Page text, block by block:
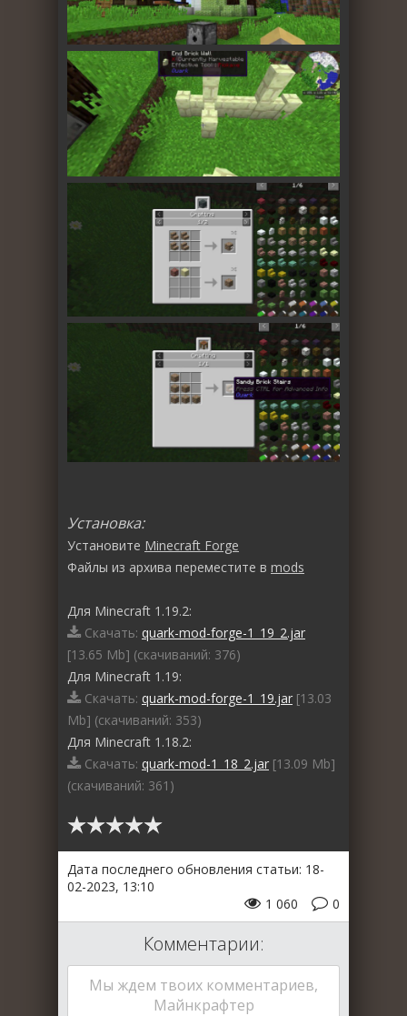
Установка:
Установите Minecraft Forge
Файлы из архива переместите в mods
Для Minecraft 1.19.2:
Скачать: quark-mod-forge-1_19_2.jar
[13.65 Mb] (cкачиваний: 376)
Для Minecraft 1.19:
Скачать: quark-mod-forge-1_19.jar [13.03
Mb] (cкачиваний: 353)
Для Minecraft 1.18.2:
Скачать: quark-mod-1_18_2.jar [13.09 Mb]
(cкачиваний: 361)
Дата последнего обновления статьи: 18-
02-2023, 13:10
0
1 060
Комментарии:
Мы ждем твоих комментариев,
Майнкрафтер